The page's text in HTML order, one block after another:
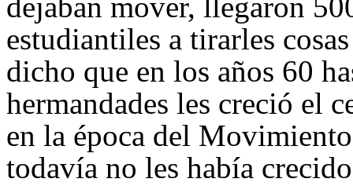
estudiantiles a tirarles
dicho que en los años 60
hermandades les creció el
en la época del
todavía no les había